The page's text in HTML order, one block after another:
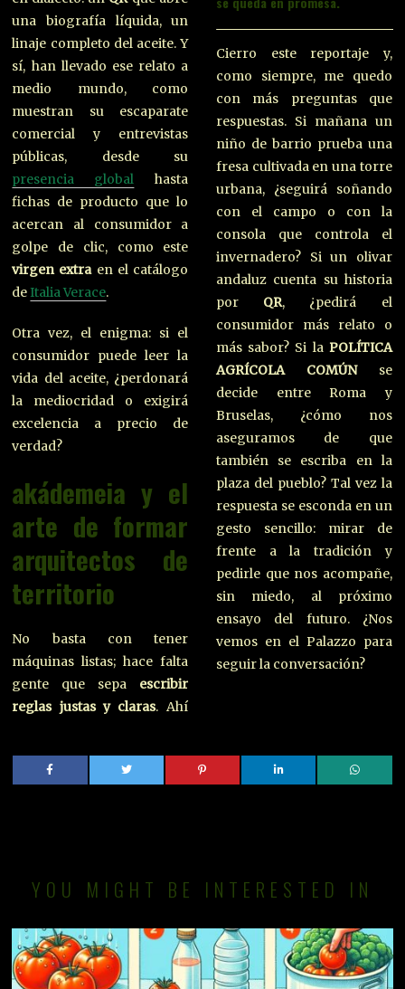
una biografía líquida, un
linaje completo del aceite. Y
sí, han llevado ese relato a
medio mundo, como
muestran su escaparate
comercial y entrevistas
públicas, desde su
presencia global hasta
fichas de producto que lo
acercan al consumidor a
golpe de clic, como este
virgen extraen el catálogo
deItalia Verace.
Otra vez, el enigma: si el
consumidor puede leer la
vida del aceite, ¿perdonará
la mediocridad o exigirá
excelencia a precio de
verdad?
akádemeia y el
arte de formar
arquitectos de
territorio
No basta con tener
máquinas listas; hace falta
gente que sepa escribir
reglas justas y claras. Ahí
Cierro este reportaje y,
como siempre, me quedo
con más preguntas que
respuestas. Si mañana un
niño de barrio prueba una
fresa cultivada en una torre
urbana, ¿seguirá soñando
con el campo o con la
consola que controla el
invernadero? Si un olivar
andaluz cuenta su historia
por QR, ¿pedirá el
consumidor más relato o
más sabor? Si la POLÍTICA
AGRÍCOLA COMÚNse
decide entre Roma y
Bruselas, ¿cómo nos
aseguramos de que
también se escriba en la
plaza del pueblo? Tal vez la
respuesta se esconda en un
gesto sencillo: mirar de
frente a la tradición y
pedirle que nos acompañe,
sin miedo, al próximo
ensayo del futuro. ¿Nos
vemos en el Palazzo para
seguir la conversación?
YOU MIGHT BE INTERESTED IN